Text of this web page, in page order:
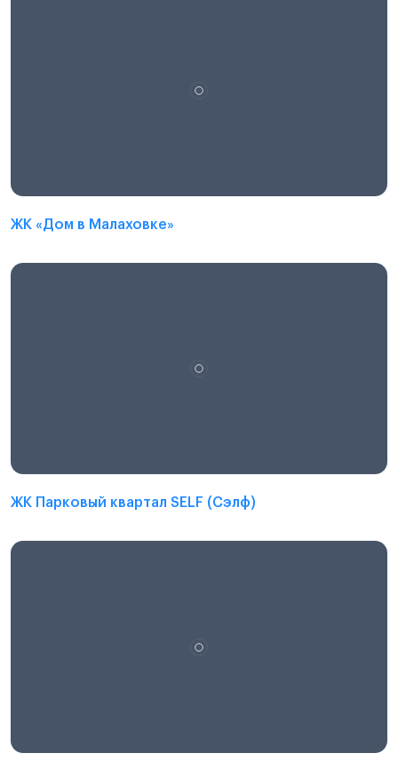
ЖК «Дом в Малаховке»
ЖК Парковый квартал SELF (Сэлф)